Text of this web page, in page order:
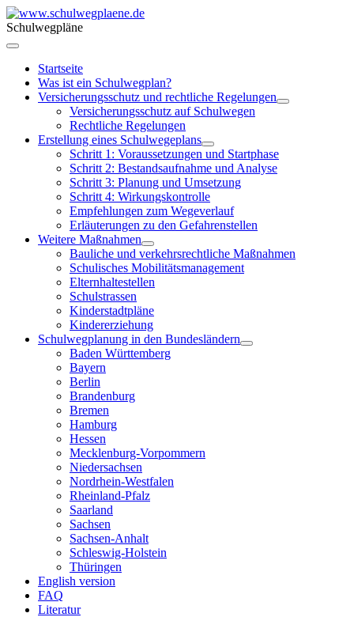
Schulwegpläne
Startseite
Was ist ein Schulwegplan?
Versicherungsschutz und rechtliche Regelungen
Versicherungsschutz auf Schulwegen
Rechtliche Regelungen
Erstellung eines Schulwegeplans
Schritt 1: Voraussetzungen und Startphase
Schritt 2: Bestandsaufnahme und Analyse
Schritt 3: Planung und Umsetzung
Schritt 4: Wirkungskontrolle
Empfehlungen zum Wegeverlauf
Erläuterungen zu den Gefahrenstellen
Weitere Maßnahmen
Bauliche und verkehrsrechtliche Maßnahmen
Schulisches Mobilitätsmanagement
Elternhaltestellen
Schulstrassen
Kinderstadtpläne
Kindererziehung
Schulwegplanung in den Bundesländern
Baden Württemberg
Bayern
Berlin
Brandenburg
Bremen
Hamburg
Hessen
Mecklenburg-Vorpommern
Niedersachsen
Nordrhein-Westfalen
Rheinland-Pfalz
Saarland
Sachsen
Sachsen-Anhalt
Schleswig-Holstein
Thüringen
English version
FAQ
Literatur